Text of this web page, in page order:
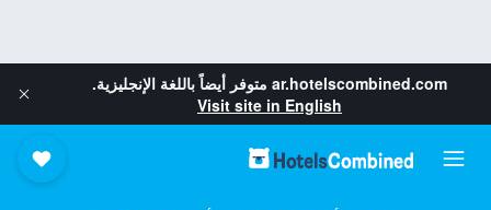
ar.hotelscombined.com متوفر أيضاً باللغة الإنجليزية.
Visit site in English